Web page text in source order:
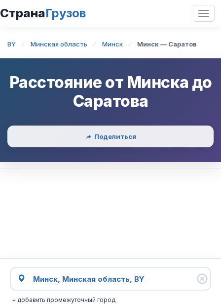
СтранаГрузов
BY Минская область Минск Минск — Саратов
Расстояние от Минска до
Саратова
Поделиться
+ добавить промежуточный город